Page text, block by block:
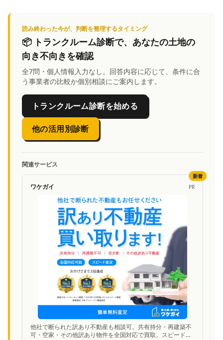
読み終わった今が、判断を整理するタイミング
📦 トランクルーム診断で、あなたの土地の
向き不向きを確認
全7問・個人情報入力なし。回答内容に応じて、条件に合
う事業者の比較か個別相談にご案内します。
トランクルーム診断を始める
他の活用別診断
関連サービス
ワケガイ PR
他社で断られた訳あり不動産も相談可。共有持分・再建築不
可・空家・その他訳あり物件を全国対応で買取。スピード査
新着